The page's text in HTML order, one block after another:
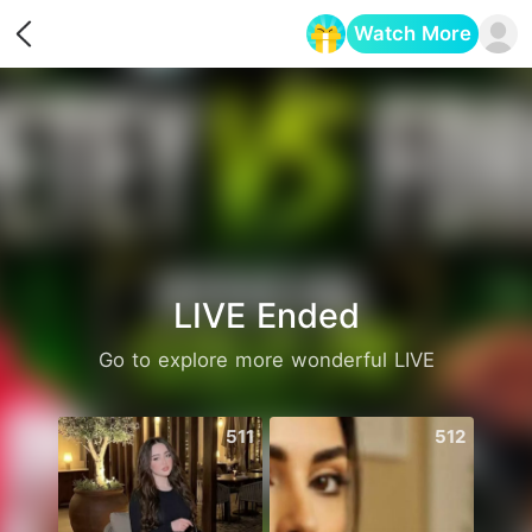
Watch More
LIVE Ended
Go to explore more wonderful LIVE
511 512
Opens in a new tab